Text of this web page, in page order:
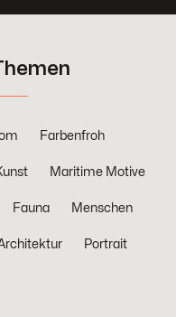
Farbenfroh
Maritime Motive
Fauna Menschen
Portrait